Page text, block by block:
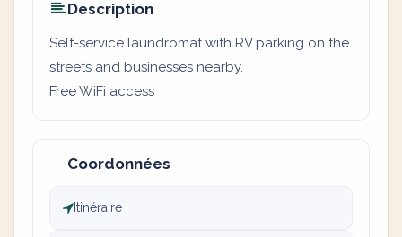
Description
Self-service laundromat with RV parking on the
streets and businesses nearby.
Free WiFi access
Coordonnées
Itinéraire